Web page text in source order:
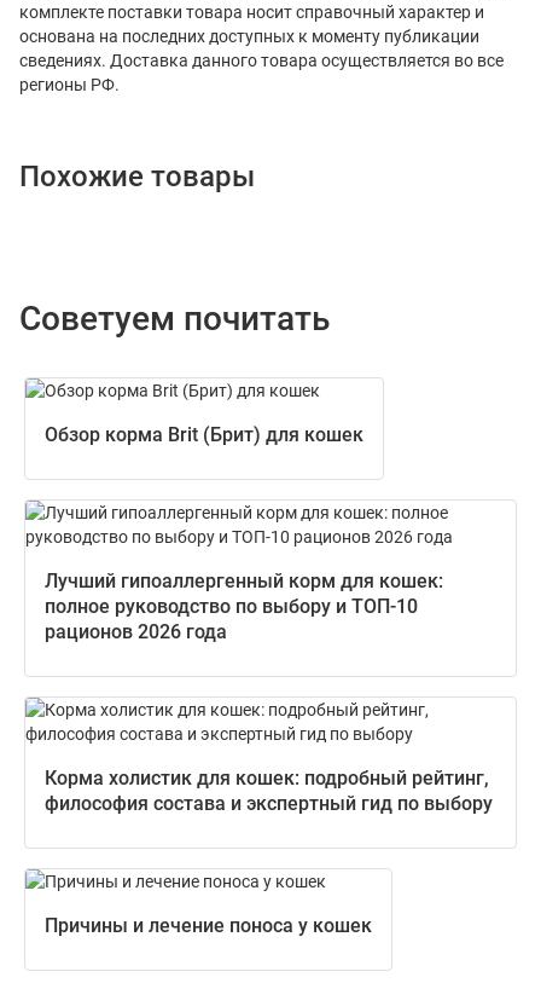
комплекте поставки товара носит справочный характер и
основана на последних доступных к моменту публикации
сведениях. Доставка данного товара осуществляется во все
регионы РФ.
Похожие товары
Советуем почитать
Обзор корма Brit (Брит) для кошек
Лучший гипоаллергенный корм для кошек:
полное руководство по выбору и ТОП-10
рационов 2026 года
Корма холистик для кошек: подробный рейтинг,
философия состава и экспертный гид по выбору
Причины и лечение поноса у кошек